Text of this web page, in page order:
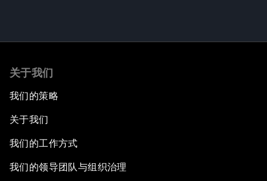
关于我们
我们的策略
关于我们
我们的工作方式
我们的领导团队与组织治理